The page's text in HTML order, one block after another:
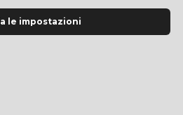
gennaio 2027
Carpi
le impostazioni